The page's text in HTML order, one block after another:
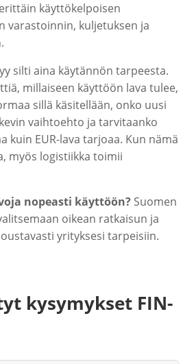
käyttökelpoisen
varastoinnin, kuljetuksen ja
silti aina käytännön tarpeesta.
millaiseen käyttöön lava tulee,
sillä käsitellään, onko uusi
vaihtoehto ja tarvitaanko
kuin EUR-lava tarjoaa. Kun nämä
myös logistiikka toimii
nopeasti käyttöön? Suomen
oikean ratkaisun ja
yrityksesi tarpeisiin.
kysymykset FIN-